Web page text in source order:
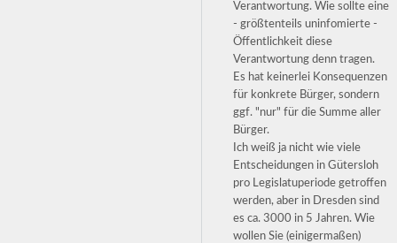
Verantwortung. Wie sollte eine
- größtenteils uninfomierte -
Öffentlichkeit diese
Verantwortung denn tragen.
Es hat keinerlei Konsequenzen
für konkrete Bürger, sondern
ggf. "nur" für die Summe aller
Bürger.
Ich weiß ja nicht wie viele
Entscheidungen in Gütersloh
pro Legislatuperiode getroffen
werden, aber in Dresden sind
es ca. 3000 in 5 Jahren. Wie
wollen Sie (einigermaßen)